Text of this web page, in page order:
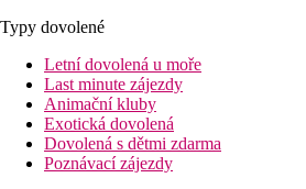
Typy dovolené
Letní dovolená u moře
Last minute zájezdy
Animační kluby
Exotická dovolená
Dovolená s dětmi zdarma
Poznávací zájezdy